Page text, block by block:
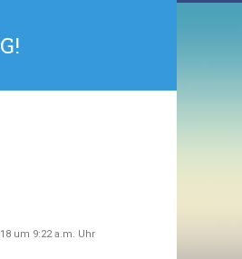
um 9:22 a.m. Uhr